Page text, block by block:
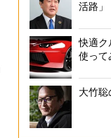
活路」
快適ク
使って
大竹聡